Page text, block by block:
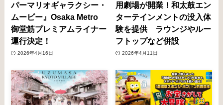
パーマリオギャラクシー・
ムービー』Osaka Metro
御堂筋プレミアムライナー
運行決定！
2026年4月16日
用劇場が開業！和太鼓エン
ターテインメントの没入体
験を提供 ラウンジやルー
フトップなど併設
2026年4月11日